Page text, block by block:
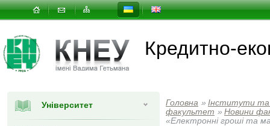
Кредитно-
Університет Головна » Інститути
факультет » Новини
«Електронні гроші та